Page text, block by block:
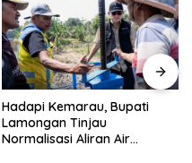
Hadapi Kemarau, Bupati
Lamongan Tinjau
Normalisasi Aliran Air